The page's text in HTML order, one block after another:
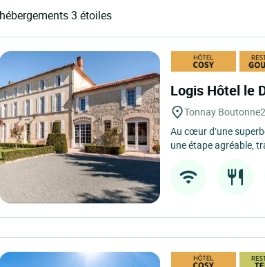
3 étoiles
Logis Hôtel le
Tonnay Boutonne
Au cœur d’une
une étape agréable,